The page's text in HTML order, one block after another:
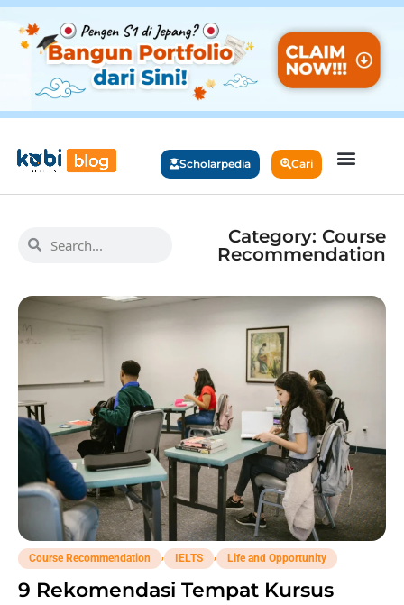
Scholarpedia Cari
Category: Course
Recommendation
Course Recommendation IELTS Life and Opportunity
9 Rekomendasi Tempat Kursus